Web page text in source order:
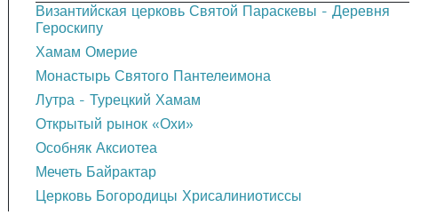
Византийская церковь Святой Параскевы - Деревня
Героскипу
Хамам Омерие
Монастырь Святого Пантелеимона
Лутра - Турецкий Хамам
Открытый рынок «Охи»
Особняк Аксиотеа
Мечеть Байрактар
Церковь Богородицы Хрисалиниотиссы